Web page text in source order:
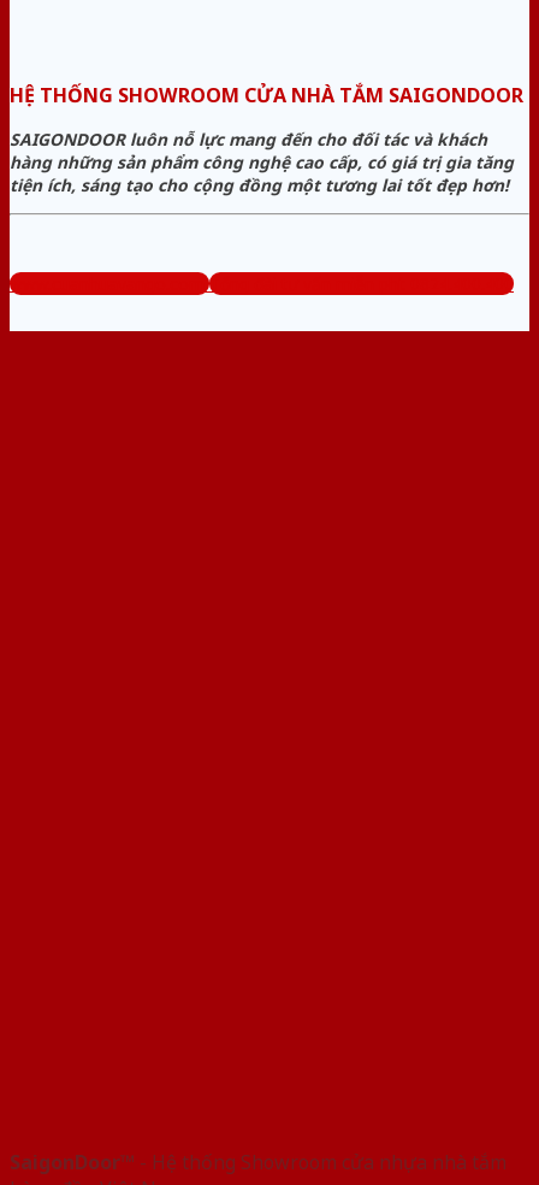
HỆ THỐNG SHOWROOM CỬA NHÀ TẮM SAIGONDOOR
SAIGONDOOR luôn nỗ lực mang đến cho đối tác và khách
hàng những sản phẩm công nghệ cao cấp, có giá trị gia tăng
tiện ích, sáng tạo cho cộng đồng một tương lai tốt đẹp hơn!
www.cuanhuavango.com Tổng đài tư vấn miễn phí: 0824.400.400
SaigonDoor™ - Hệ thống Showroom cửa nhựa nhà tắm